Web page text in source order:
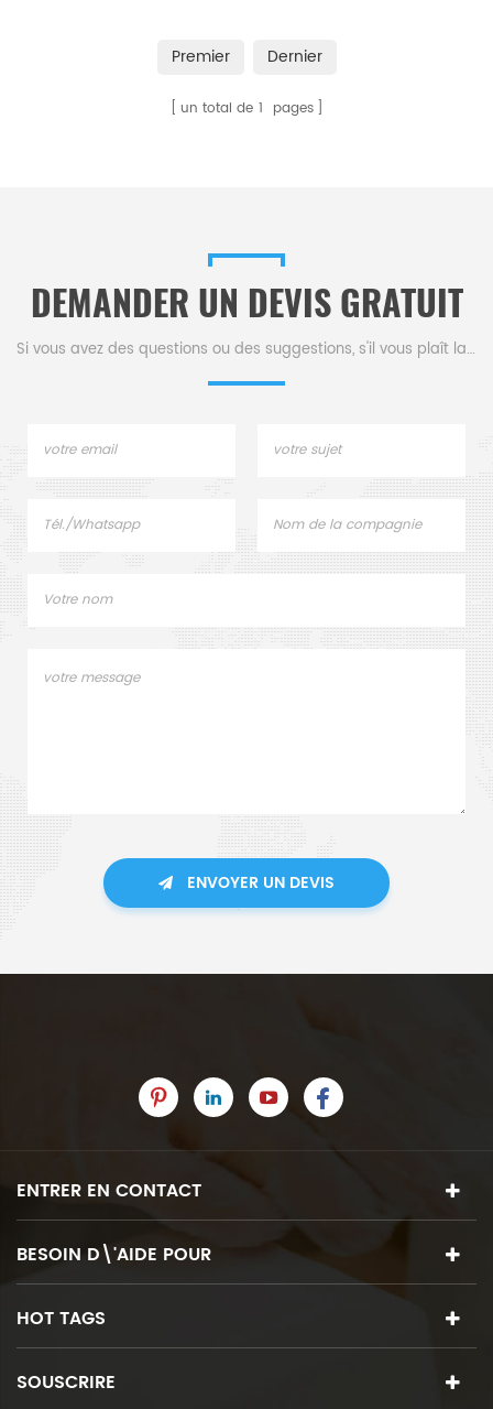
la longueur est de 75 mm à 120
Premier Dernier
un total de 1 pages
DEMANDER UN DEVIS GRATUIT
Si vous avez des questions ou des suggestions, s'il vous plaît laissez-nous un message,
ENVOYER UN DEVIS
ENTRER EN CONTACT
BESOIN D\'AIDE POUR
HOT TAGS
SOUSCRIRE